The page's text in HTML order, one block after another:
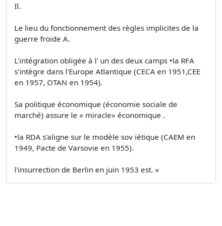
Il.
Le lieu du fonctionnement des règles implicites de la
guerre froide A.
L'intégration obligée à l' un des deux camps •la RFA
s'intègre dans l'Europe Atlantique (CECA en 1951,CEE
en 1957, OTAN en 1954).
Sa politique économique (économie sociale de
marché) assure le « miracle» économique .
•la RDA s'aligne sur le modèle sov iétique (CAEM en
1949, Pacte de Varsovie en 1955).
l'insurrection de Berlin en juin 1953 est. »